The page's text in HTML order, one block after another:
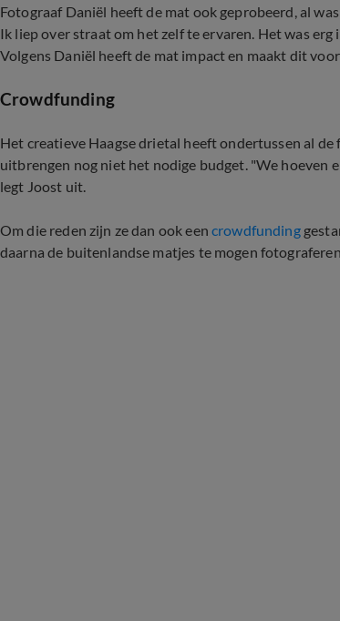
Fotograaf Daniël heeft de mat ook geprobeerd, al
Ik liep over straat om het zelf te ervaren. Het was
Volgens Daniël heeft de mat impact en maakt dit
Crowdfunding
Het creatieve Haagse drietal heeft ondertussen al
uitbrengen nog niet het nodige budget. "We hoeven
legt Joost uit.
Om die reden zijn ze dan ook een crowdfunding
daarna de buitenlandse matjes te mogen